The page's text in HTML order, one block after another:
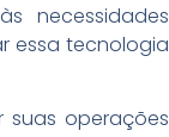
necessidades
essa tecnologia
operações